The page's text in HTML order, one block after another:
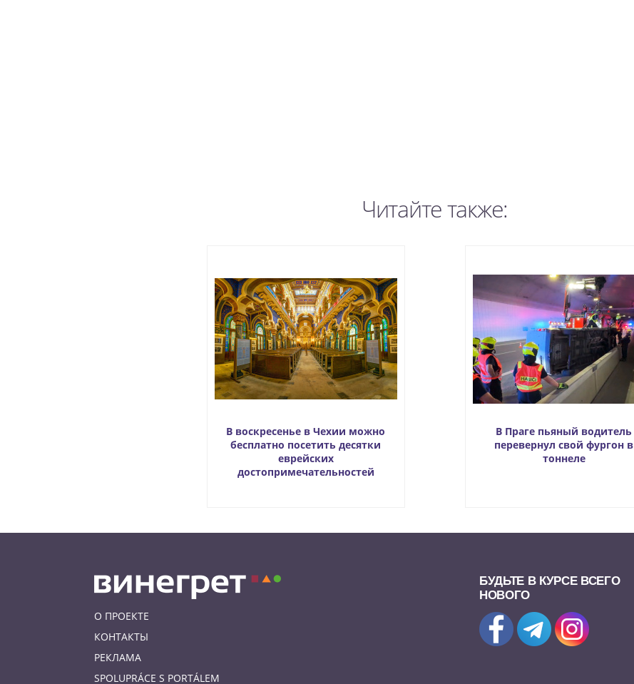
Читайте также:
В воскресенье в Чехии можно
бесплатно посетить десятки
еврейских
достопримечательностей
В Праге пьяный водитель
перевернул свой фургон в
тоннеле
О ПРОЕКТЕ
КОНТАКТЫ
РЕКЛАМА
SPOLUPRÁCE S PORTÁLEM
БУДЬТЕ В КУРСЕ ВСЕГО
НОВОГО